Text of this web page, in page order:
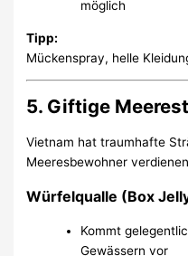
möglich
Tipp:
Mückenspray, helle
5. Giftige
Vietnam hat traumhafte
Meeresbewohner
Würfelqualle (Box
Kommt
Gewässern vor